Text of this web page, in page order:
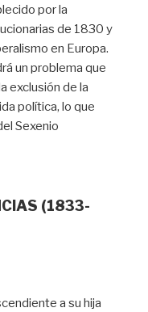
por la
de 1830 y
en Europa.
un problema que
exclusión de la
política, lo que
Sexenio
(1833-
a su hija